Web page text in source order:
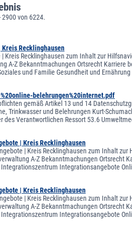
2900 von 6224.
Recklinghausen
| Kreis Recklinghausen zum Inhalt zur
A-Z Bekanntmachungen Ortsrecht Karriere
und Familie Gesundheit und
belehrungen%20internet.pdf
gemäß Artikel 13 und 14
Trinkwasser und Belehrungen Kurt-
des Verantwortlichen Ressort 53.6
| Kreis Recklinghausen
| Kreis Recklinghausen zum Inhalt
A-Z Bekanntmachungen Ortsrecht
Integrationsangebote
| Kreis Recklinghausen
| Kreis Recklinghausen zum Inhalt
A-Z Bekanntmachungen Ortsrecht
Integrationsangebote